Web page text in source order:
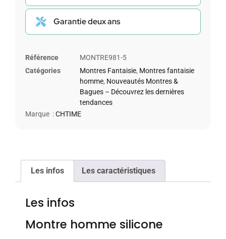
Garantie deux ans
Référence
MONTRE981-5
Catégories
Montres Fantaisie, Montres fantaisie
homme, Nouveautés Montres &
Bagues – Découvrez les dernières
tendances
Marque :CHTIME
Les infos Les caractéristiques
Les infos
Montre homme silicone